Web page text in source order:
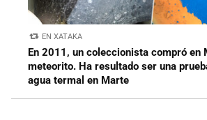
EN XATAKA
En 2011, un coleccionista compró en
meteorito. Ha resultado ser una
agua termal en Marte